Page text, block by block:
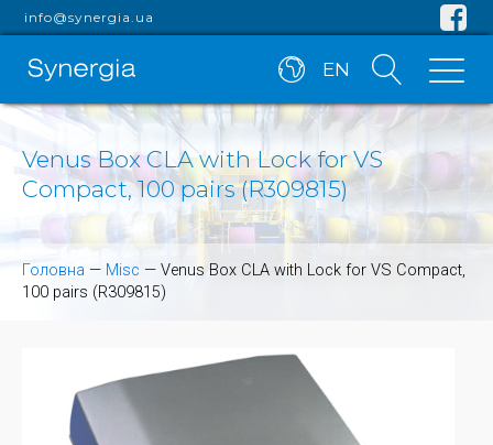
info@synergia.ua
EN
Venus Box CLA with Lock for VS
Compact, 100 pairs (R309815)
Головна — Misc — Venus Box CLA with Lock for VS Compact,
100 pairs (R309815)